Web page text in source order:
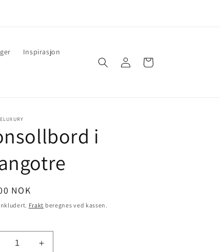
Inspirasjon
inn
Handlekurv
i
NOK
Frakt beregnes ved kassen.
Øk